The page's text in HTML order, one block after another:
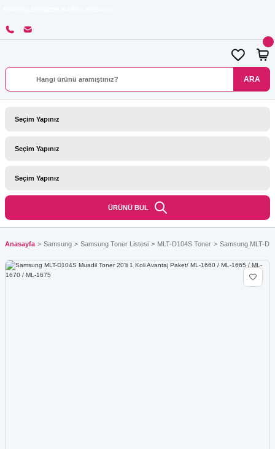
ARA
ÜRÜNÜ BUL
Anasayfa Samsung Samsung Toner Listesi MLT-D104S Toner Samsung MLT-